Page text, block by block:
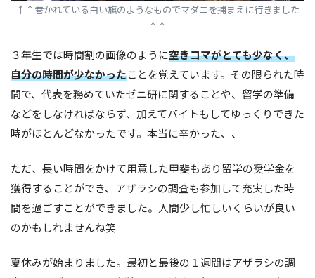
↑ ↑巻かれている白い旗のようなものでマダニを捕まえに行きました
↑ ↑
３年生では時間割の画像のように空きコマがとても少なく、
自分の時間が少なかったことを覚えています。その限られた時
間で、代表を務めていたゼニ研に関することや、留学の準備
などをしなければならず、加えてバイトもしてゆっくりできた
時がほとんどなかったです。本当に辛かった、、
ただ、長い時間をかけて用意した甲斐もあり留学の奨学金を
獲得することができ、アザラシの調査も参加して充実した時
間を過ごすことができました。人間少し忙しいくらいが良い
のかもしれませんね笑
夏休みが始まりました。最初と最後の１週間はアザラシの調